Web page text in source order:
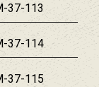
37-113
37-114
37-115